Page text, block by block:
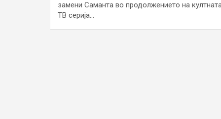
замени Саманта во продолжението на
ТВ серија…